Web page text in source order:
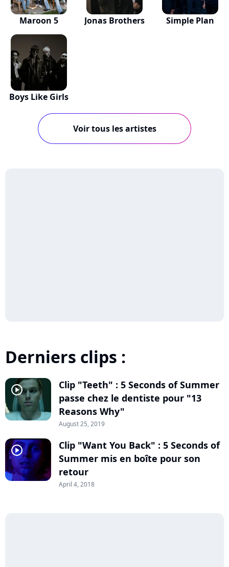
Maroon 5 Jonas Brothers Simple Plan
Boys Like Girls
Voir tous les artistes
Derniers clips :
player2
Clip "Teeth" : 5 Seconds of Summer
passe chez le dentiste pour "13
Reasons Why"
August 25, 2019
player2
Clip "Want You Back" : 5 Seconds of
Summer mis en boîte pour son
retour
April 4, 2018